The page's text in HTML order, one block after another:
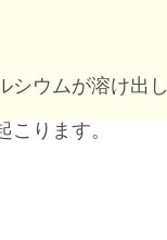
シウムが溶け出
こります。